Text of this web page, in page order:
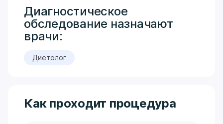
Диагностическое
обследование назначают
врачи:
Диетолог
Как проходит процедура